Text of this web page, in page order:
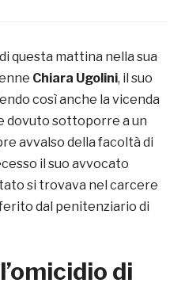
questa mattina nella sua
Chiara Ugolini, il suo
così anche la vicenda
dovuto sottoporre a un
avvalso della facoltà di
il suo avvocato
si trovava nel carcere
dal penitenziario di
di